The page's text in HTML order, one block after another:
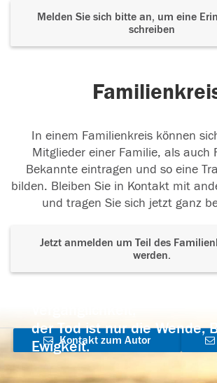
Melden Sie sich bitte an, um eine
schreiben
In einem Familienkreis können
Mitglieder einer Familie, als auch
Bekannte eintragen und so eine
bilden. Bleiben Sie in Kontakt mit
und tragen Sie sich jetzt ganz
Jetzt anmelden um Teil des
werden.
der Tod ist nur die Wende,
Ewigkeit.
Kontakt zum Autor
aufnehmen